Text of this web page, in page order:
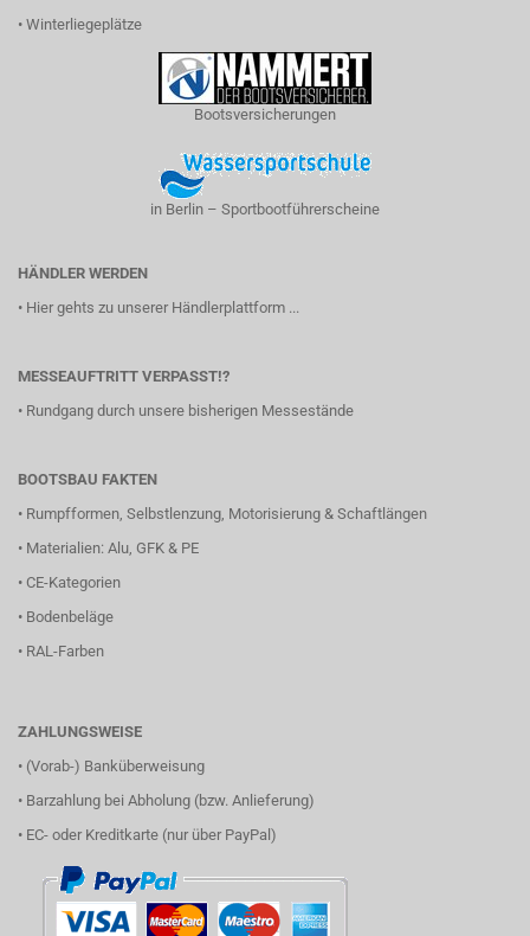
• Winterliegeplätze
Bootsversicherungen
in Berlin – Sportbootführerscheine
HÄNDLER WERDEN
• Hier gehts zu unserer Händlerplattform ...
MESSEAUFTRITT VERPASST!?
• Rundgang durch unsere bisherigen Messestände
BOOTSBAU FAKTEN
• Rumpfformen, Selbstlenzung, Motorisierung & Schaftlängen
• Materialien: Alu, GFK & PE
• CE-Kategorien
• Bodenbeläge
• RAL-Farben
ZAHLUNGSWEISE
• (Vorab-) Banküberweisung
• Barzahlung bei Abholung (bzw. Anlieferung)
• EC- oder Kreditkarte (nur über PayPal)